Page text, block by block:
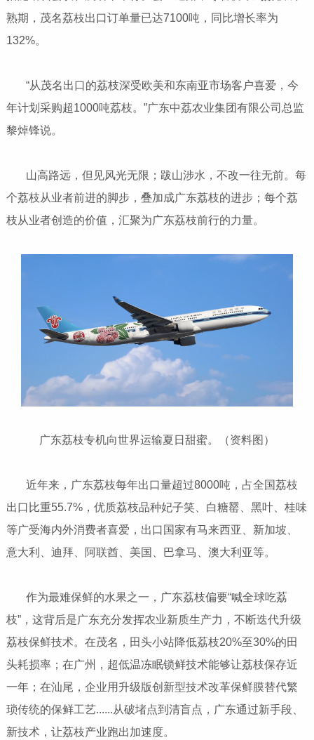
熟期，茂名荔枝出口订单量已达7100吨，同比增长率为
132%。
“从茂名出口的荔枝深受欧美和东南亚市场客户喜爱，今
年计划采购超1000吨荔枝。”广东中荔农业集团有限公司总监
黎焯锋说。
山高路远，但见风光无限；跋山涉水，不改一往无前。每
个荔枝从业者前进的脚步，叠加成广东荔枝的进步；每个荔
枝从业者创造的价值，汇聚为广东荔枝前行的力量。
广东荔枝专机向世界运输夏日甜蜜。（资料图）
近年来，广东荔枝每年出口量超过8000吨，占全国荔枝
出口比重55.7%，优质荔枝品种妃子笑、白糖罂、黑叶、桂味
等广受海内外消费者喜爱，出口国家有马来西亚、新加坡、
意大利、迪拜、阿联酋、美国、巴拿马、澳大利亚等。
作为最难保鲜的水果之一，广东荔枝偏要“喊全球吃荔
枝”，这背后是广东充分发挥农业新质生产力，不断迭代升级
荔枝保鲜技术。在茂名，田头小站降低荔枝20%至30%的田
头耗损率；在广州，超低温冻眠锁鲜技术能够让荔枝保存近
一年；在汕尾，企业用升级版创新型技术改革保鲜膜替代繁
琐传统的保鲜工艺......从破堵点到清盲点，广东通过新手段、
新技术，让荔枝产业跑出加速度。